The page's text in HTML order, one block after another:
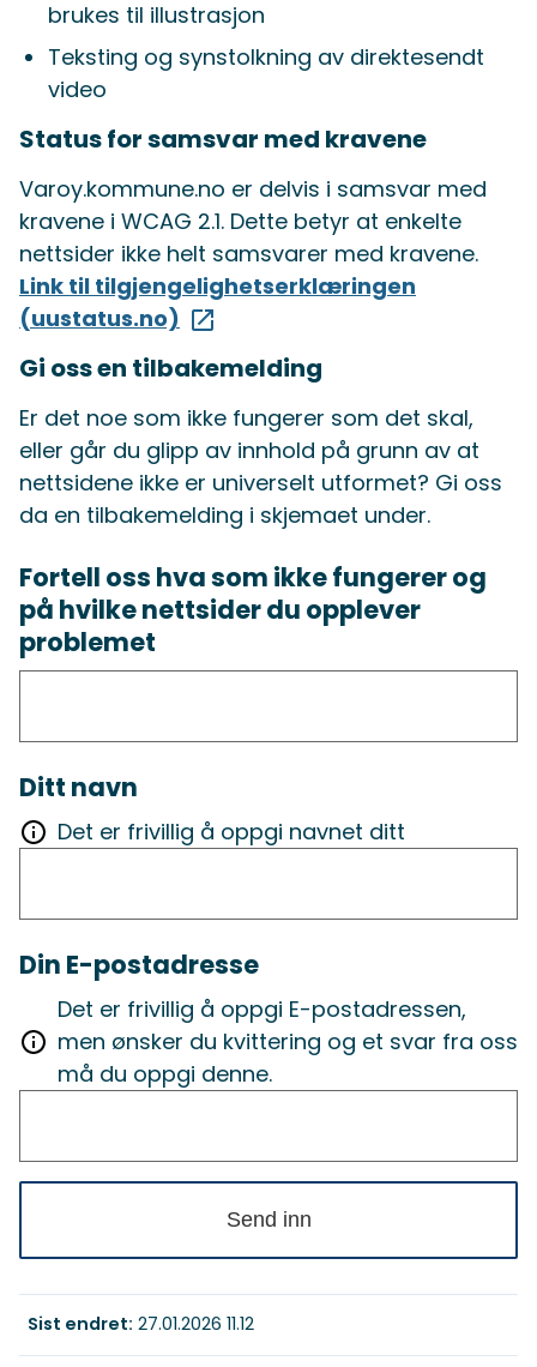
brukes til illustrasjon
Teksting og synstolkning av direktesendt
video
Status for samsvar med kravene
Varoy.kommune.no er delvis i samsvar med
kravene i WCAG 2.1. Dette betyr at enkelte
nettsider ikke helt samsvarer med kravene.
Link til tilgjengelighetserklæringen
(uustatus.no)
Gi oss en tilbakemelding
Er det noe som ikke fungerer som det skal,
eller går du glipp av innhold på grunn av at
nettsidene ikke er universelt utformet? Gi oss
da en tilbakemelding i skjemaet under.
Fortell oss hva som ikke fungerer og
på hvilke nettsider du opplever
problemet
Ditt navn
Det er frivillig å oppgi navnet ditt
Din E-postadresse
Det er frivillig å oppgi E-postadressen,
men ønsker du kvittering og et svar fra oss
må du oppgi denne.
Send inn
Sist endret 27.01.2026 11.12